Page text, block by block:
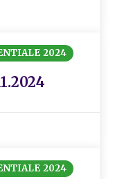
2024
2024